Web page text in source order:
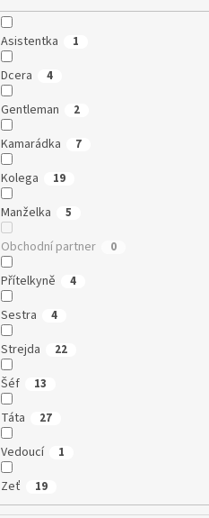
Asistentka 1
Dcera 4
Gentleman 2
Kamarádka 7
Kolega 19
Manželka 5
Obchodní partner 0
Přítelkyně 4
Sestra 4
Strejda 22
Šéf 13
Táta 27
Vedoucí 1
Zeť 19